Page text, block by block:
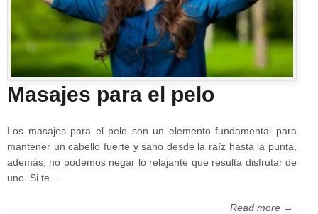
Masajes para el pelo
Los masajes para el pelo son un elemento fundamental para
mantener un cabello fuerte y sano desde la raíz hasta la punta,
además, no podemos negar lo relajante que resulta disfrutar de
uno. Si te…
Read more →